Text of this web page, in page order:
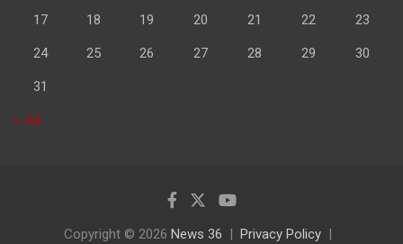
17 18 19 20 21 22 23
24 25 26 27 28 29 30
31
« Jul
Copyright © 2026 News 36
Privacy Policy